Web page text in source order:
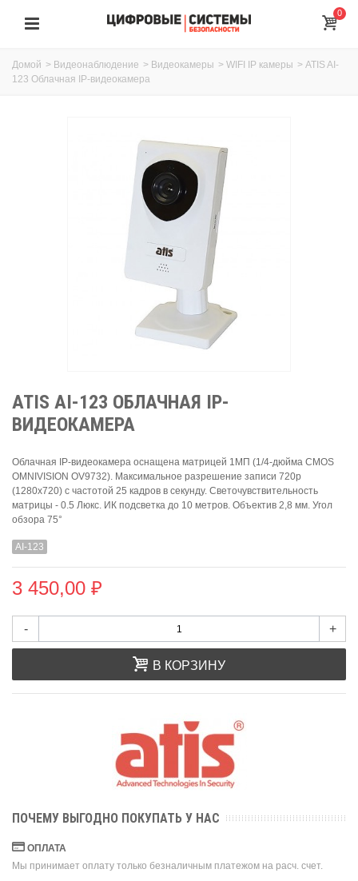
0
Домой > Видеонаблюдение > Видеокамеры > WIFI IP камеры > ATIS AI-
123 Облачная IP-видеокамера
ATIS AI-123 ОБЛАЧНАЯ IP-
ВИДЕОКАМЕРА
Облачная IP-видеокамера оснащена матрицей 1МП (1/4-дюйма CMOS
OMNIVISION OV9732). Максимальное разрешение записи 720р
(1280x720) с частотой 25 кадров в секунду. Cветочувствительность
матрицы - 0.5 Люкс. ИК подсветка до 10 метров. Объектив 2,8 мм. Угол
обзора 75°
AI-123
3 450,00 ₽
- +
В КОРЗИНУ
ПОЧЕМУ ВЫГОДНО ПОКУПАТЬ У НАС
ОПЛАТА
Мы принимает оплату только безналичным платежом на расч. счет.